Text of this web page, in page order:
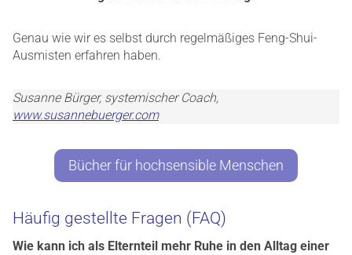
Genau wie wir es selbst durch regelmäßiges Feng-Shui-
Ausmisten erfahren haben.
Susanne Bürger, systemischer Coach,
www.susannebuerger.com
Bücher für hochsensible Menschen
Häufig gestellte Fragen (FAQ)
Wie kann ich als Elternteil mehr Ruhe in den Alltag einer